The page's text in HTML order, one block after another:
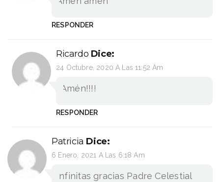
RESPONDER
Ricardo Dice:
24 Octubre, 2020 A Las 11:52 Am
Amén!!!!
RESPONDER
Patricia Dice:
6 Enero, 2021 A Las 6:18 Am
Infinitas gracias Padre Celestial